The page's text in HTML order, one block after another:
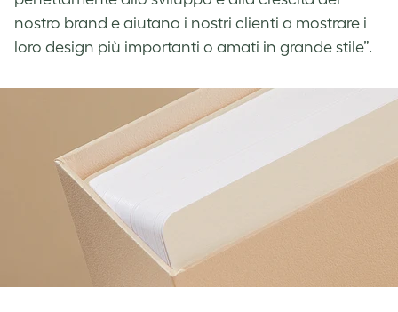
nostro brand e aiutano i nostri clienti a mostrare i
loro design più importanti o amati in grande stile”.